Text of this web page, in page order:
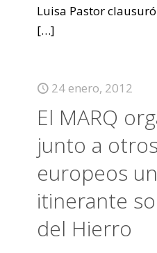
Luisa Pastor
[…]
24 enero, 2012
El MARQ
junto a
europeos
itinerante
del Hierro